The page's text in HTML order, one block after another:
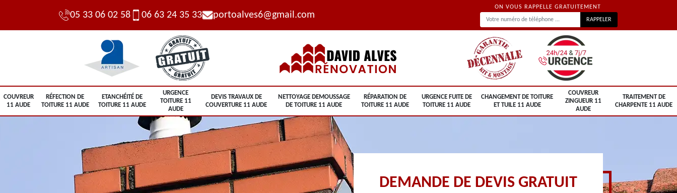
05 33 06 02 58 06 63 24 35 33 portoalves6@gmail.com
ON VOUS RAPPELLE GRATUITEMENT
COUVREUR
11 AUDE
RÉFECTION DE
TOITURE 11 AUDE
ETANCHÉITÉ DE
TOITURE 11 AUDE
URGENCE
TOITURE 11
AUDE
DEVIS TRAVAUX DE
COUVERTURE 11 AUDE
NETTOYAGE DEMOUSSAGE
DE TOITURE 11 AUDE
RÉPARATION DE
TOITURE 11 AUDE
URGENCE FUITE DE
TOITURE 11 AUDE
CHANGEMENT DE TOITURE
ET TUILE 11 AUDE
COUVREUR
ZINGUEUR 11
AUDE
TRAITEMENT DE
CHARPENTE 11 AUDE
DEMANDE DE DEVIS GRATUIT